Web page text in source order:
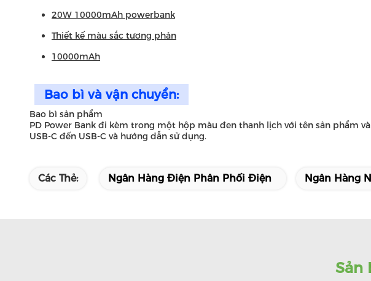
20W 10000mAh powerbank
Thiết kế màu sắc tương phản
10000mAh
Bao bì và vận chuyển:
Bao bì sản phẩm
PD Power Bank đi kèm trong một hộp màu đen thanh lịch với tên sản phẩm
USB-C đến USB-C và hướng dẫn sử dụng.
Các Thẻ: Ngân Hàng Điện Phân Phối Điện Ngân Hàng
Sản